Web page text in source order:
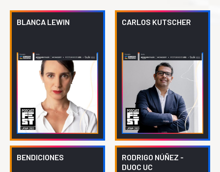
BLANCA LEWIN CARLOS KUTSCHER
BENDICIONES
RODRIGO NÚÑEZ -
DUOC UC